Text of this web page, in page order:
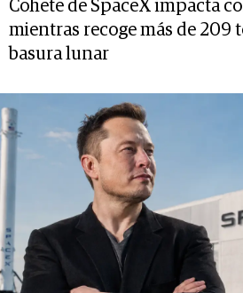
Cohete de SpaceX impacta
mientras recoge más de 209
basura lunar